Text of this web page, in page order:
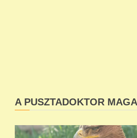
A PUSZTADOKTOR